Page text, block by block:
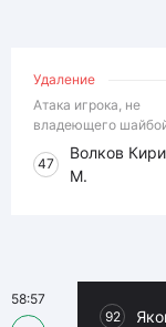
Удаление
Атака игрока, не
владеющего
47
Волков
М.
92
58:57